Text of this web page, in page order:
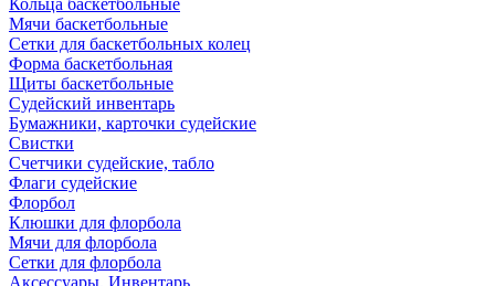
Кольца баскетбольные
Мячи баскетбольные
Сетки для баскетбольных колец
Форма баскетбольная
Щиты баскетбольные
Судейский инвентарь
Бумажники, карточки судейские
Свистки
Счетчики судейские, табло
Флаги судейские
Флорбол
Клюшки для флорбола
Мячи для флорбола
Сетки для флорбола
Аксессуары, Инвентарь